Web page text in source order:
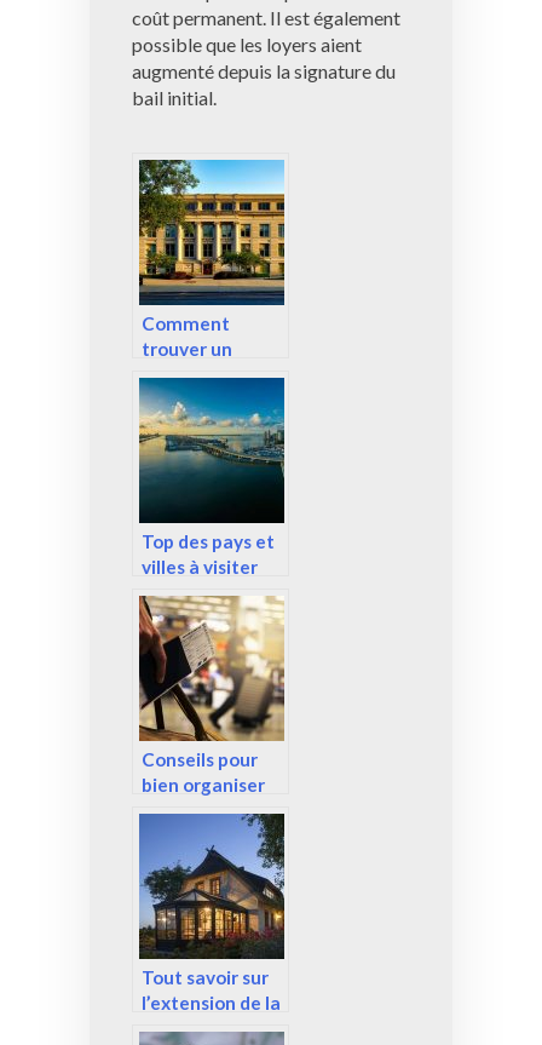
coût permanent. Il est également
possible que les loyers aient
augmenté depuis la signature du
bail initial.
Comment
trouver un
logement quand
on est étudiant ?
Top des pays et
villes à visiter
pour contempler
l’architecture
Conseils pour
bien organiser
son voyage
Tout savoir sur
l’extension de la
charpente en